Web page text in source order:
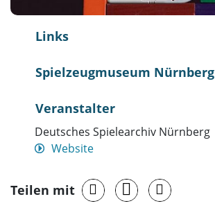
Links
Spielzeugmuseum Nürnberg
Veranstalter
Deutsches Spielearchiv Nürnberg
Website
Teilen mit